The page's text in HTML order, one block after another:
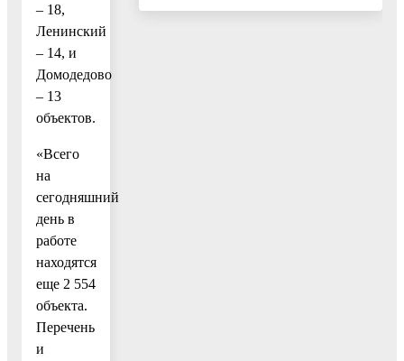
– 18,
Ленинский
– 14, и
Домодедово
– 13
объектов.
«Всего
на
сегодняшний
день в
работе
находятся
еще 2 554
объекта.
Перечень
и